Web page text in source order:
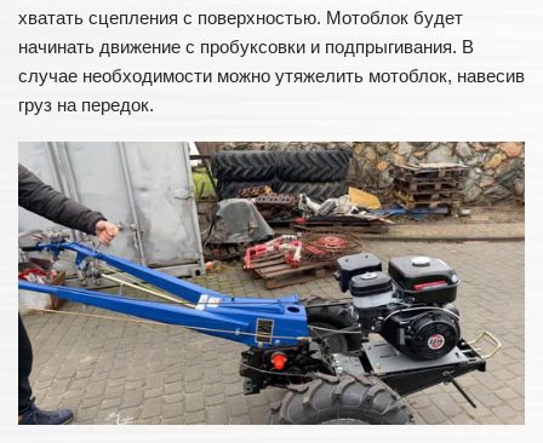
хватать сцепления с поверхностью. Мотоблок будет
начинать движение с пробуксовки и подпрыгивания. В
случае необходимости можно утяжелить мотоблок, навесив
груз на передок.